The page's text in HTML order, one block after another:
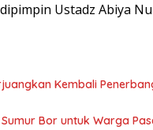
Ustadz Abiya
Kembali
Bor untuk Warga